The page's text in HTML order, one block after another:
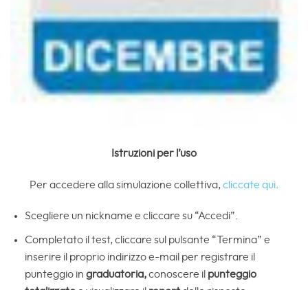
Istruzioni per l’uso
Per accedere alla simulazione collettiva, cliccate qui.
Scegliere un nickname e cliccare su “Accedi”.
Completato il test, cliccare sul pulsante “Termina” e
inserire il proprio indirizzo e-mail per registrare il
punteggio in graduatoria,conoscere il punteggio